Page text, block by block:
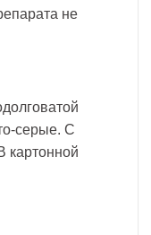
не
серые. С
картонной